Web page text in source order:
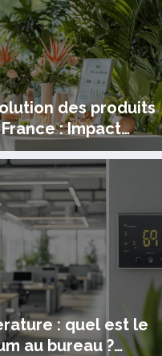
des produits
: Impact
et nouveaux
: quel est le
au bureau ?
: